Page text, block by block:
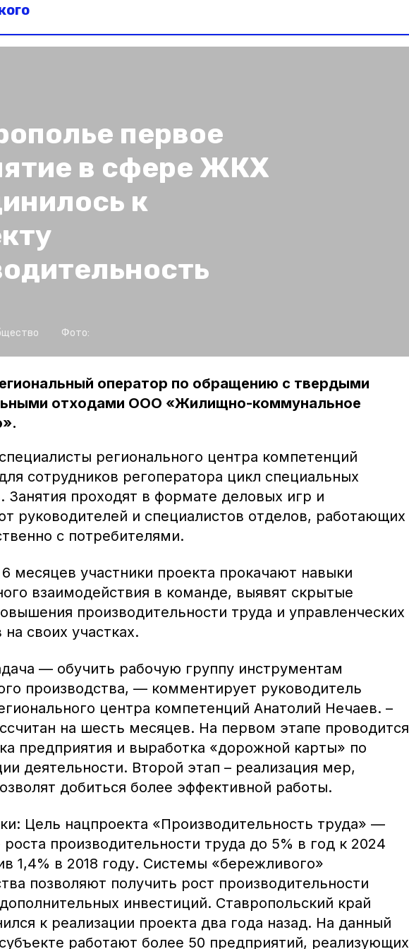
первое
в сфере ЖКХ
к
Фото:
оператор по обращению с твердыми
отходами ООО «Жилищно-коммунальное
регионального центра компетенций
сотрудников регоператора цикл специальных
Занятия проходят в формате деловых игр и
руководителей и специалистов отделов, работающих
с потребителями.
месяцев участники проекта прокачают навыки
взаимодействия в команде, выявят скрытые
производительности труда и управленческих
своих участках.
— обучить рабочую группу инструментам
производства, — комментирует руководитель
центра компетенций Анатолий Нечаев. –
на шесть месяцев. На первом этапе проводится
предприятия и выработка «дорожной карты» по
деятельности. Второй этап – реализация мер,
добиться более эффективной работы.
Цель нацпроекта «Производительность труда» —
роста производительности труда до 5% в год к 2024
1,4% в 2018 году. Системы «бережливого»
позволяют получить рост производительности
инвестиций. Ставропольский край
к реализации проекта два года назад. На данный
работают более 50 предприятий, реализующих